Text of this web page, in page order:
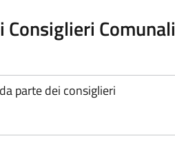
Comunali
parte dei consiglieri